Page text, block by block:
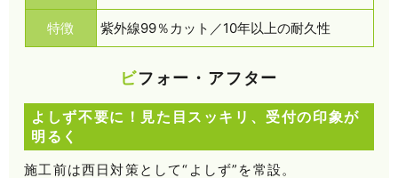
特徴 紫外線99％カット／10年以上の耐久性
ビフォー・アフター
よしず不要に！見た目スッキリ、受付の印象が
明るく
施工前は西日対策として“よしず”を常設。